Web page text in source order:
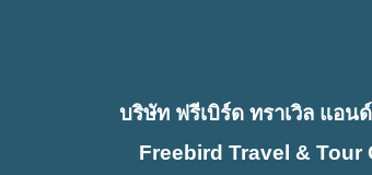
บริษัท ฟรีเบิร์ด ทราเวิล แอน
Freebird Travel & Tour